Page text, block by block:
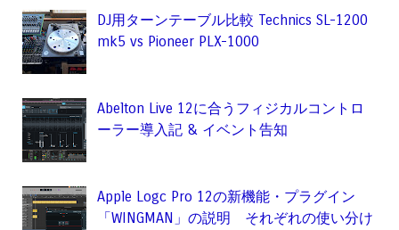
DJ用ターンテーブル比較 Technics SL-1200
mk5 vs Pioneer PLX-1000
Abelton Live 12に合うフィジカルコントロ
ーラー導入記 & イベント告知
Apple Logc Pro 12の新機能・プラグイン
「WINGMAN」の説明 それぞれの使い分け